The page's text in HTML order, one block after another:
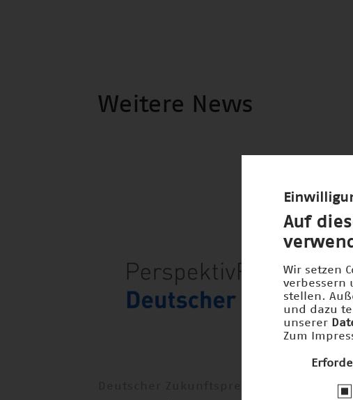
Weitere News
Auf
Wir setzen
verbessern
stellen.
und dazu
unserer
Zum